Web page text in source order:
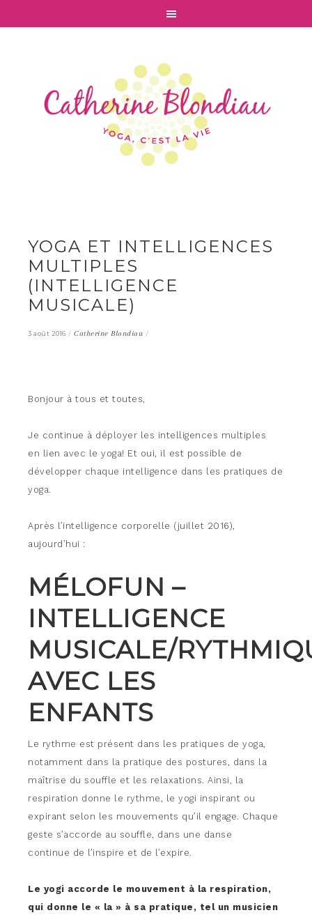
YOGA ET INTELLIGENCES
MULTIPLES
(INTELLIGENCE
MUSICALE)
3 août 2016 / Catherine Blondiau /
Bonjour à tous et toutes,
Je continue à déployer les intelligences multiples
en lien avec le yoga! Et oui, il est possible de
développer chaque intelligence dans les pratiques de
yoga.
Après l’intelligence corporelle (juillet 2016),
aujourd’hui :
MÉLOFUN –
INTELLIGENCE
MUSICALE/
AVEC LES
ENFANTS
Le rythme est présent dans les pratiques de yoga,
notamment dans la pratique des postures, dans la
maîtrise du souffle et les relaxations. Ainsi, la
respiration donne le rythme, le yogi inspirant ou
expirant selon les mouvements qu’il engage. Chaque
geste s’accorde au souffle, dans une danse
continue de l’inspire et de l’expire.
Le yogi accorde le mouvement à la respiration,
qui donne le « la » à sa pratique, tel un musicien